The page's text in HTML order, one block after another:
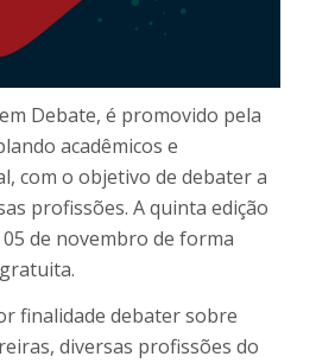
Debate, é promovido pela
acadêmicos e
com o objetivo de debater a
profissões. A quinta edição
de novembro de forma
finalidade debater sobre
diversas profissões do